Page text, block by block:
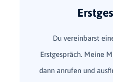
Du vereinbarst
Erstgespräch. Meine
dann anrufen und